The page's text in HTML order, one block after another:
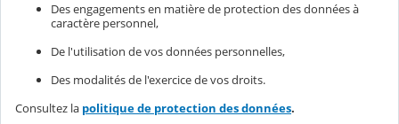
Des engagements en matière de protection des données à
caractère personnel,
De l'utilisation de vos données personnelles,
Des modalités de l'exercice de vos droits.
Consultez la politique de protection des données.